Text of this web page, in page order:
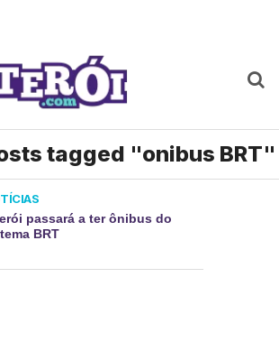
tagged "onibus BRT"
passará a ter ônibus do
BRT